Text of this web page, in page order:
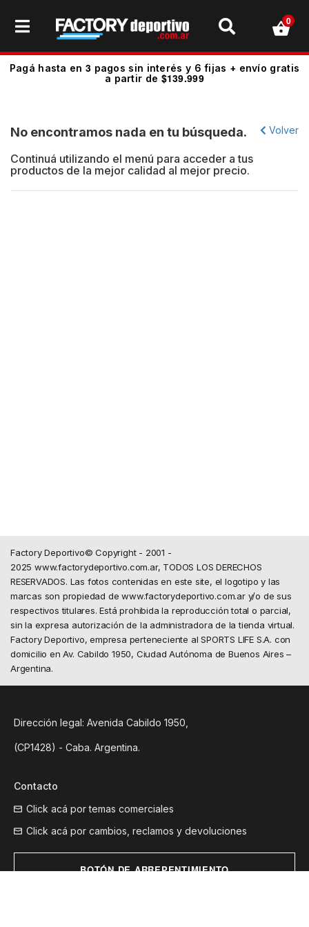
Pagá hasta en 3 pagos sin interés y 6 fijas + envío gratis
a partir de $139.999
0
Volver
No encontramos nada en tu búsqueda.
Continuá utilizando el menú para acceder a tus
productos de la mejor calidad al mejor precio.
Factory Deportivo© Copyright - 2001 -
2025 www.factorydeportivo.com.ar, TODOS LOS DERECHOS
RESERVADOS. Las fotos contenidas en este site, el logotipo y las
marcas son propiedad de www.factorydeportivo.com.ar y/o de sus
respectivos titulares. Está prohibida la reproducción total o parcial,
sin la expresa autorización de la administradora de la tienda virtual.
Factory Deportivo, empresa perteneciente al SPORTS LIFE S.A. con
domicilio en Av. Cabildo 1950, Ciudad Autónoma de Buenos Aires –
Argentina.
Dirección legal: Avenida Cabildo 1950,
(CP1428) - Caba. Argentina.
Contacto
Click acá por temas comerciales
Click acá por cambios, reclamos y devoluciones
BOTÓN DE ARREPENTIMIENTO